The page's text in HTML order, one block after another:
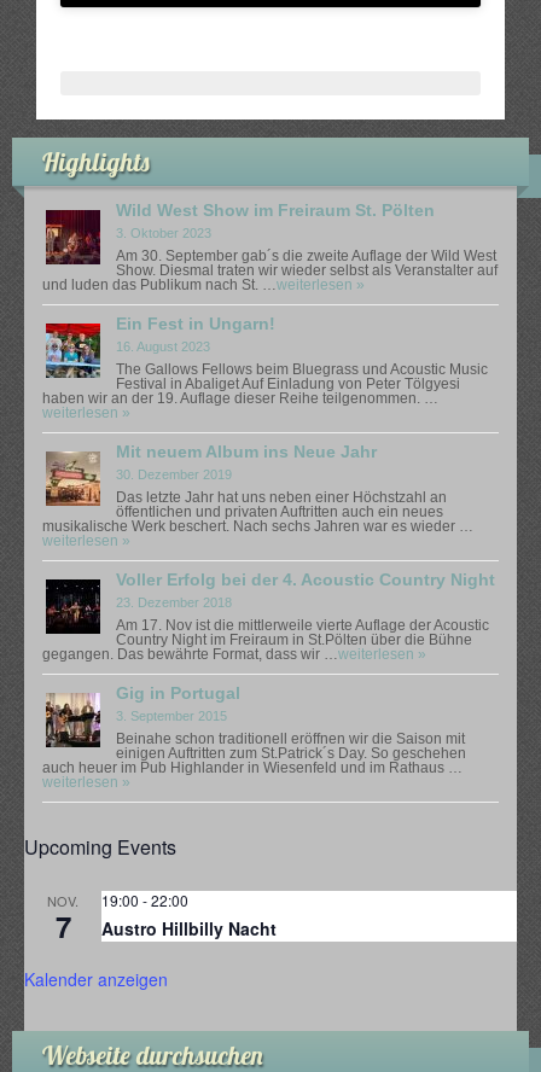
The Gallows Fellows Wild West Show
Highlights
Wild West Show im Freiraum St. Pölten
3. Oktober 2023
Am 30. September gab´s die zweite Auflage der Wild West
Show. Diesmal traten wir wieder selbst als Veranstalter auf
und luden das Publikum nach St. … weiterlesen »
Ein Fest in Ungarn!
16. August 2023
The Gallows Fellows beim Bluegrass und Acoustic Music
Festival in Abaliget Auf Einladung von Peter Tölgyesi
haben wir an der 19. Auflage dieser Reihe teilgenommen. …
weiterlesen »
Mit neuem Album ins Neue Jahr
30. Dezember 2019
Das letzte Jahr hat uns neben einer Höchstzahl an
öffentlichen und privaten Auftritten auch ein neues
musikalische Werk beschert. Nach sechs Jahren war es wieder …
weiterlesen »
Voller Erfolg bei der 4. Acoustic Country Night
23. Dezember 2018
Am 17. Nov ist die mittlerweile vierte Auflage der Acoustic
Country Night im Freiraum in St.Pölten über die Bühne
gegangen. Das bewährte Format, dass wir … weiterlesen »
Gig in Portugal
3. September 2015
Beinahe schon traditionell eröffnen wir die Saison mit
einigen Auftritten zum St.Patrick´s Day. So geschehen
auch heuer im Pub Highlander in Wiesenfeld und im Rathaus …
weiterlesen »
Upcoming Events
NOV.
7
19:00 -22:00
Austro Hillbilly Nacht
Kalender anzeigen
Webseite durchsuchen